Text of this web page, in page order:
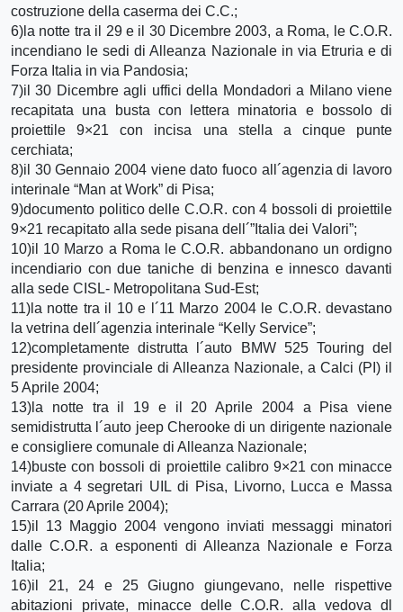
costruzione della caserma dei C.C.;
6)la notte tra il 29 e il 30 Dicembre 2003, a Roma, le C.O.R.
incendiano le sedi di Alleanza Nazionale in via Etruria e di
Forza Italia in via Pandosia;
7)il 30 Dicembre agli uffici della Mondadori a Milano viene
recapitata una busta con lettera minatoria e bossolo di
proiettile 9×21 con incisa una stella a cinque punte
cerchiata;
8)il 30 Gennaio 2004 viene dato fuoco all´agenzia di lavoro
interinale “Man at Work” di Pisa;
9)documento politico delle C.O.R. con 4 bossoli di proiettile
9×21 recapitato alla sede pisana dell´”Italia dei Valori”;
10)il 10 Marzo a Roma le C.O.R. abbandonano un ordigno
incendiario con due taniche di benzina e innesco davanti
alla sede CISL- Metropolitana Sud-Est;
11)la notte tra il 10 e l´11 Marzo 2004 le C.O.R. devastano
la vetrina dell´agenzia interinale “Kelly Service”;
12)completamente distrutta l´auto BMW 525 Touring del
presidente provinciale di Alleanza Nazionale, a Calci (PI) il
5 Aprile 2004;
13)la notte tra il 19 e il 20 Aprile 2004 a Pisa viene
semidistrutta l´auto jeep Cherooke di un dirigente nazionale
e consigliere comunale di Alleanza Nazionale;
14)buste con bossoli di proiettile calibro 9×21 con minacce
inviate a 4 segretari UIL di Pisa, Livorno, Lucca e Massa
Carrara (20 Aprile 2004);
15)il 13 Maggio 2004 vengono inviati messaggi minatori
dalle C.O.R. a esponenti di Alleanza Nazionale e Forza
Italia;
16)il 21, 24 e 25 Giugno giungevano, nelle rispettive
abitazioni private, minacce delle C.O.R. alla vedova dl